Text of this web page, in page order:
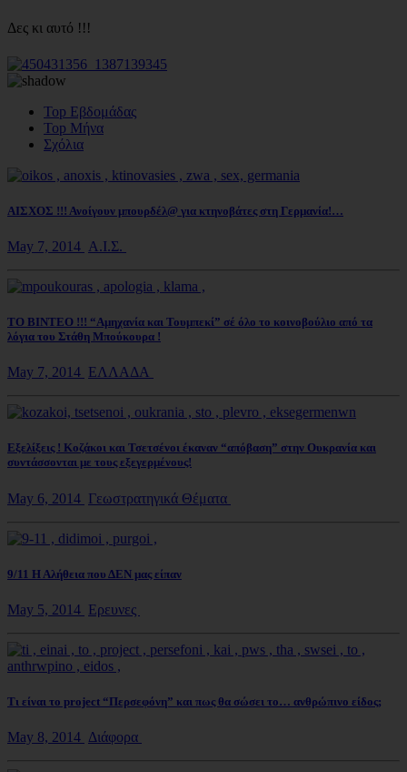
Δες κι αυτό !!!
Top Εβδομάδας
Top Μήνα
Σχόλια
ΑΙΣΧΟΣ !!! Ανοίγουν μπουρδέλ@ για κτηνοβάτες στη Γερμανία!…
May 7, 2014 Α.Ι.Σ.
ΤΟ ΒΙΝΤΕΟ !!! “Αμηχανία και Τουμπεκί” σέ όλο το κοινοβούλιο από τα
λόγια του Στάθη Μπούκουρα !
May 7, 2014 ΕΛΛΑΔΑ
Εξελίξεις ! Κοζάκοι και Τσετσένοι έκαναν “απόβαση” στην Ουκρανία και
συντάσσονται με τους εξεγερμένους!
May 6, 2014 Γεωστρατηγικά Θέματα
9/11 Η Αλήθεια που ΔΕΝ μας είπαν
May 5, 2014 Ερευνες
Τι είναι το project “Περσεφόνη” και πως θα σώσει το… ανθρώπινο είδος;
May 8, 2014 Διάφορα